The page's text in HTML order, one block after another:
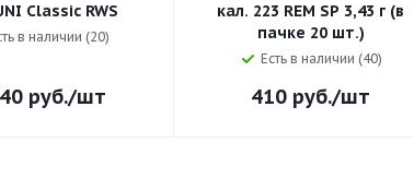
Classic RWS
в наличии (20)
руб./шт
кал. 223 REM SP 3,43 г (в
пачке 20 шт.)
Есть в наличии (40)
410 руб./шт